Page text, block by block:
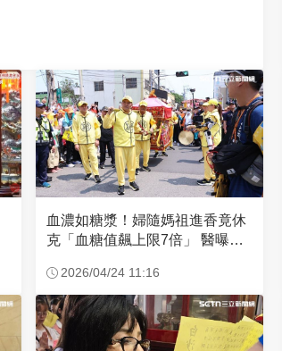
血濃如糖漿！婦隨媽祖進香竟休
克「血糖值飆上限7倍」 醫曝原
2026/04/24 11:16